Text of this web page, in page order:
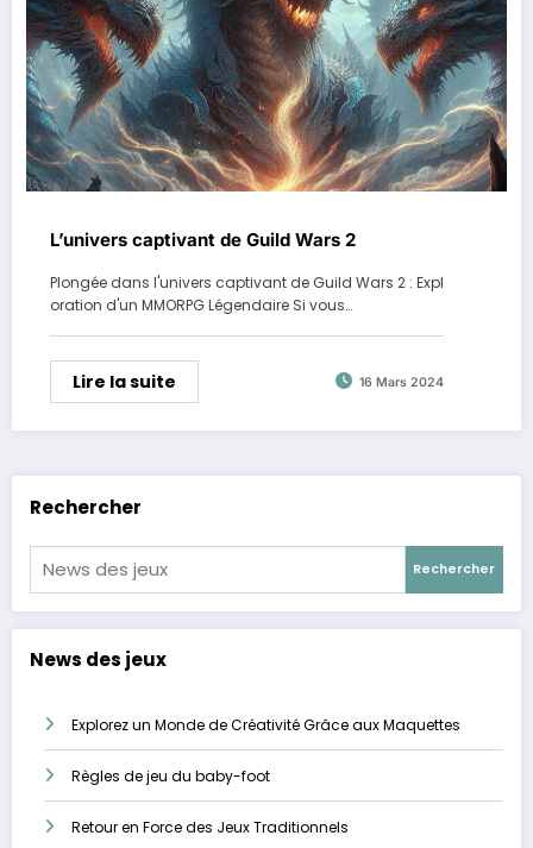
L’univers captivant de Guild Wars 2
Plongée dans l'univers captivant de Guild Wars 2 : Expl
oration d'un MMORPG Légendaire Si vous…
Lire la suite 16 Mars 2024
Rechercher
Rechercher
News des jeux
Explorez un Monde de Créativité Grâce aux Maquettes
Règles de jeu du baby-foot
Retour en Force des Jeux Traditionnels